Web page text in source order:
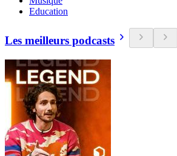
Education
Les meilleurs podcasts